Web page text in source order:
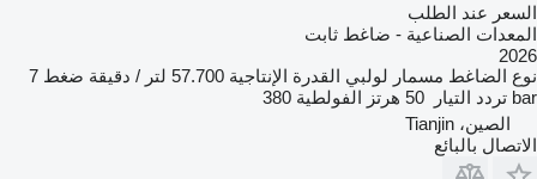
السعر عند الطلب
المعدات الصناعية - ضاغط ثابت
2026
نوع الضاغط مسمار لولبي القدرة الإنتاجية 57.700 لتر / دقيقة ضغط 7
bar تردد التيار 50 هرتز الفولطية 380
الصين، Tianjin
الاتصال بالبائع